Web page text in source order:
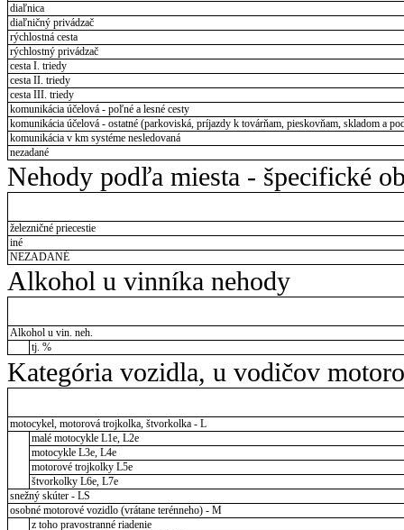
diaľnica
diaľničný privádzač
rýchlostná cesta
rýchlostný privádzač
cesta I. triedy
cesta II. triedy
cesta III. triedy
komunikácia účelová - poľné a lesné cesty
komunikácia účelová - ostatné (parkoviská, príjazdy k továrňam, pieskovňam, skladom a
komunikácia v km systéme nesledovaná
nezadané
Nehody podľa miesta - špecifické
železničné priecestie
iné
NEZADANÉ
Alkohol u vinníka nehody
Alkohol u vin. neh.
tj. %
Kategória vozidla, u vodičov
motocykel, motorová trojkolka, štvorkolka - L
malé motocykle L1e, L2e
motocykle L3e, L4e
motorové trojkolky L5e
štvorkolky L6e, L7e
snežný skúter - LS
osobné motorové vozidlo (vrátane terénneho) - M
z toho pravostranné riadenie